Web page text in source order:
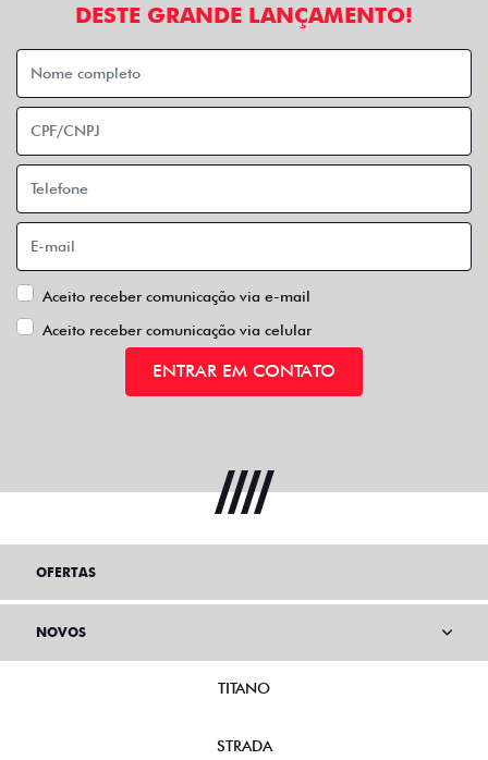
DESTE GRANDE LANÇAMENTO!
Aceito receber comunicação via e-mail
Aceito receber comunicação via celular
ENTRAR EM CONTATO
OFERTAS
NOVOS
TITANO
STRADA